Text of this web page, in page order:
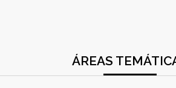
ÁREAS